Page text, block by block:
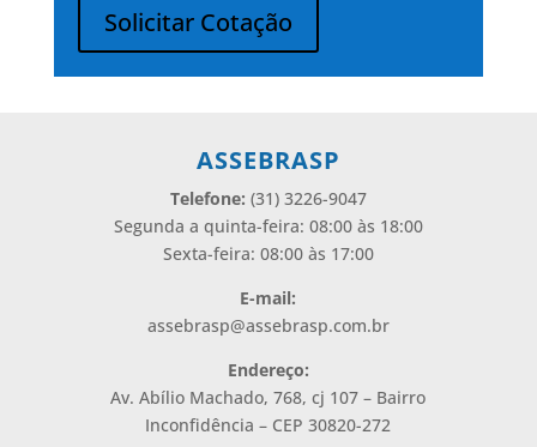
Solicitar Cotação
ASSEBRASP
Telefone: (31) 3226-9047
Segunda a quinta-feira: 08:00 às 18:00
Sexta-feira: 08:00 às 17:00
E-mail:
assebrasp@assebrasp.com.br
Endereço:
Av. Abílio Machado, 768, cj 107 – Bairro
Inconfidência – CEP 30820-272